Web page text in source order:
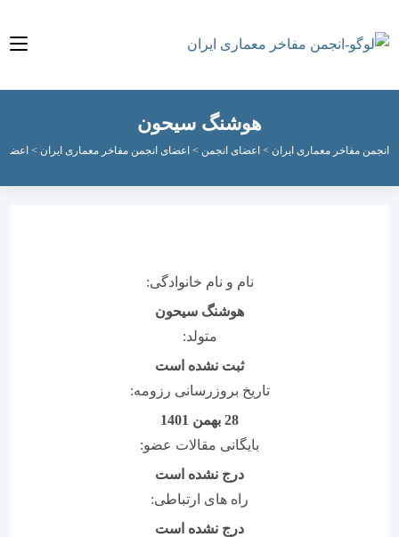
هوشنگ سیحون
مفاخر معماری ایران > اعضای انجمن>اعضای انجمن مفاخر معماری ایران > اعضای جاوید
نام و نام خانوادگی:
هوشنگ سیحون
ثبت نشده است
تاریخ بروزرسانی رزومه:
بایگانی مقالات عضو:
درج نشده است
راه های ارتباطی:
درج نشده است